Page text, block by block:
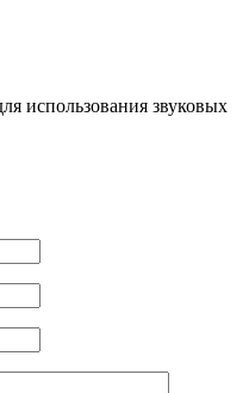
использования звуковых